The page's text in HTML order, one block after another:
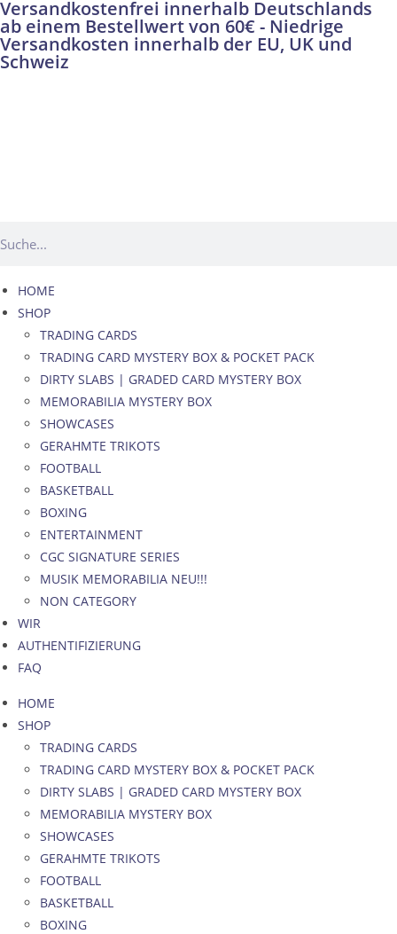
Versandkostenfrei innerhalb Deutschlands
ab einem Bestellwert von 60€ - Niedrige
Versandkosten innerhalb der EU, UK und
Schweiz
HOME
SHOP
TRADING CARDS
TRADING CARD MYSTERY BOX & POCKET PACK
DIRTY SLABS | GRADED CARD MYSTERY BOX
MEMORABILIA MYSTERY BOX
SHOWCASES
GERAHMTE TRIKOTS
FOOTBALL
BASKETBALL
BOXING
ENTERTAINMENT
CGC SIGNATURE SERIES
MUSIK MEMORABILIA NEU!!!
NON CATEGORY
WIR
AUTHENTIFIZIERUNG
FAQ
HOME
SHOP
TRADING CARDS
TRADING CARD MYSTERY BOX & POCKET PACK
DIRTY SLABS | GRADED CARD MYSTERY BOX
MEMORABILIA MYSTERY BOX
SHOWCASES
GERAHMTE TRIKOTS
FOOTBALL
BASKETBALL
BOXING